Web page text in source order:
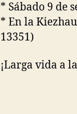
* Sábado 9 de
* En la
13351)
¡Larga vida a